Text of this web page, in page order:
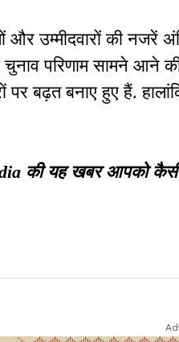
और उम्मीदवारों की नजरें
परिणाम सामने आने
पर बढ़त बनाए हुए हैं.
की यह खबर आपको कैसी